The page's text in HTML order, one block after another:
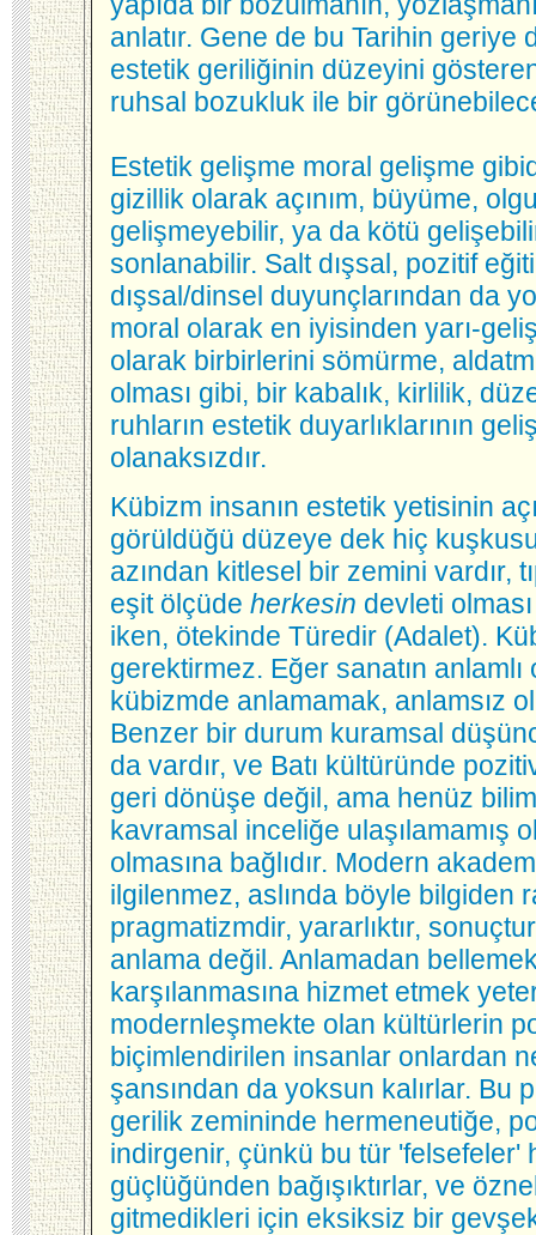
anlatır. Gene de bu Tarihin geriye
estetik geriliğinin düzeyini
ruhsal bozukluk ile bir
Estetik gelişme moral gelişme
gizillik olarak açınım, büyüme,
gelişmeyebilir, ya da kötü
sonlanabilir. Salt dışsal, pozitif
dışsal/dinsel duyunçlarından da
moral olarak en iyisinden yarı-
olarak birbirlerini sömürme,
olması gibi, bir kabalık, kirlilik,
ruhların estetik duyarlıklarının
olanaksızdır.
Kübizm insanın estetik yetisinin
görüldüğü düzeye dek hiç
azından kitlesel bir zemini vardır,
eşit ölçüde herkesin devleti
iken, ötekinde Türedir (Adalet).
gerektirmez. Eğer sanatın
kübizmde anlamamak, anlamsız
Benzer bir durum kuramsal
da vardır, ve Batı kültüründe
geri dönüşe değil, ama henüz
kavramsal inceliğe ulaşılamamış
olmasına bağlıdır. Modern
ilgilenmez, aslında böyle bilgiden
pragmatizmdir, yararlıktır,
anlama değil. Anlamadan
karşılanmasına hizmet etmek
modernleşmekte olan kültürlerin
biçimlendirilen insanlar onlardan
şansından da yoksun kalırlar. Bu
gerilik zemininde hermeneutiğe,
indirgenir, çünkü bu tür 'felsefeler'
güçlüğünden bağışıktırlar, ve
gitmedikleri için eksiksiz bir